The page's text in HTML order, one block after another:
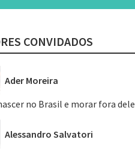
CONVIDADOS
Ader Moreira
no Brasil e morar fora dele
Alessandro Salvatori